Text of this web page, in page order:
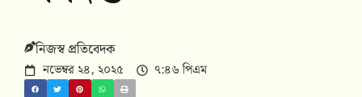
নিজস্ব প্রতিবেদক
নভেম্বর ২৪, ২০২৫ ৭:৪৬ পিএম